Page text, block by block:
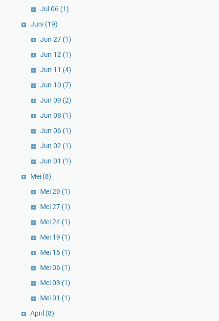
Jul 06 (1)
Juni (19)
Jun 27 (1)
Jun 12 (1)
Jun 11 (4)
Jun 10 (7)
Jun 09 (2)
Jun 08 (1)
Jun 06 (1)
Jun 02 (1)
Jun 01 (1)
Mei (8)
Mei 29 (1)
Mei 27 (1)
Mei 24 (1)
Mei 19 (1)
Mei 16 (1)
Mei 06 (1)
Mei 03 (1)
Mei 01 (1)
April (8)